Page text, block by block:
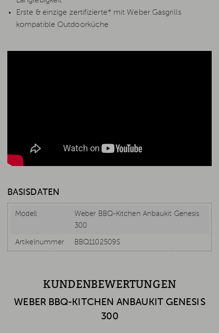
Erste & einzige zertifizierte* mit Weber Gasgrills
kompatible Outdoorküche
BASISDATEN
Modell
Weber BBQ-Kitchen Anbaukit Genesis
300
Artikelnummer BBQ1102509S
KUNDENBEWERTUNGEN
WEBER BBQ-KITCHEN ANBAUKIT GENESIS
300